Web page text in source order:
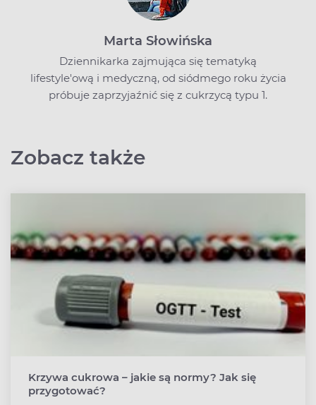
Marta Słowińska
Dziennikarka zajmująca się tematyką
lifestyle'ową i medyczną, od siódmego roku życia
próbuje zaprzyjaźnić się z cukrzycą typu 1.
Zobacz także
Krzywa cukrowa – jakie są normy? Jak się
przygotować?